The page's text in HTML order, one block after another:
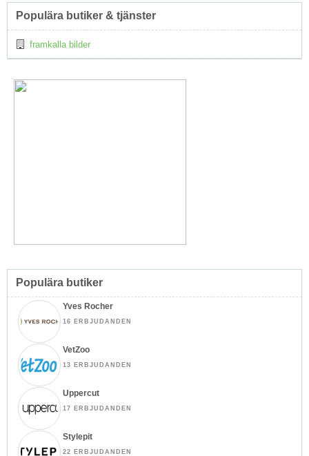
Populära butiker & tjänster
framkalla bilder
Populära butiker
Yves Rocher
16 ERBJUDANDEN
VetZoo
13 ERBJUDANDEN
Uppercut
17 ERBJUDANDEN
Stylepit
22 ERBJUDANDEN